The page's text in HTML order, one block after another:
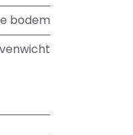
bodem